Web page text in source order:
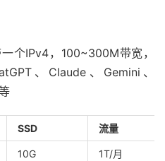
个IPv4，100~300M带宽，
、Claude、Gemini、
SSD 流量
10G 1T/月